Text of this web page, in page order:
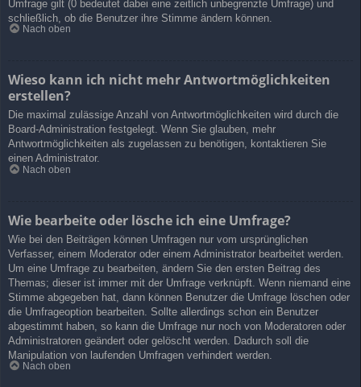
Umfrage gilt (0 bedeutet dabei eine zeitlich unbegrenzte Umfrage) und
schließlich, ob die Benutzer ihre Stimme ändern können.
Nach oben
Wieso kann ich nicht mehr Antwortmöglichkeiten
erstellen?
Die maximal zulässige Anzahl von Antwortmöglichkeiten wird durch die
Board-Administration festgelegt. Wenn Sie glauben, mehr
Antwortmöglichkeiten als zugelassen zu benötigen, kontaktieren Sie
einen Administrator.
Nach oben
Wie bearbeite oder lösche ich eine Umfrage?
Wie bei den Beiträgen können Umfragen nur vom ursprünglichen
Verfasser, einem Moderator oder einem Administrator bearbeitet werden.
Um eine Umfrage zu bearbeiten, ändern Sie den ersten Beitrag des
Themas; dieser ist immer mit der Umfrage verknüpft. Wenn niemand eine
Stimme abgegeben hat, dann können Benutzer die Umfrage löschen oder
die Umfrageoption bearbeiten. Sollte allerdings schon ein Benutzer
abgestimmt haben, so kann die Umfrage nur noch von Moderatoren oder
Administratoren geändert oder gelöscht werden. Dadurch soll die
Manipulation von laufenden Umfragen verhindert werden.
Nach oben